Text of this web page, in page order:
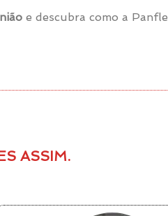
e descubra como a
ASSIM.